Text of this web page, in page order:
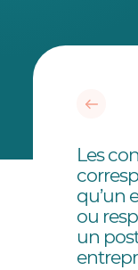
Les
qu’un
ou
un